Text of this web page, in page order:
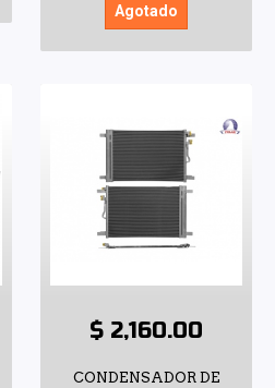
Agotado
$ 2,160.00
CONDENSADOR DE